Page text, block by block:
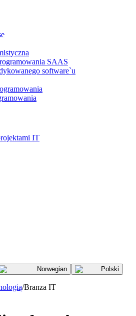
SAAS
software`u
IT
Norwegian Polski
/Branza IT